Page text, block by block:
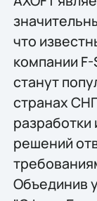
что
компании
станут
странах
разработки
решений
Объединив